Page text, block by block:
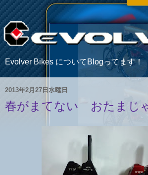
Evolver Bikes についてBlogってます！
2013年2月27日水曜日
春がまてない おたまじ